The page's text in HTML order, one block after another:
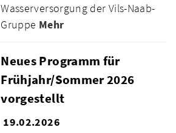
Wasserversorgung der Vils-Naab-
Gruppe Mehr
Neues Programm für
Frühjahr/Sommer 2026
vorgestellt
19.02.2026